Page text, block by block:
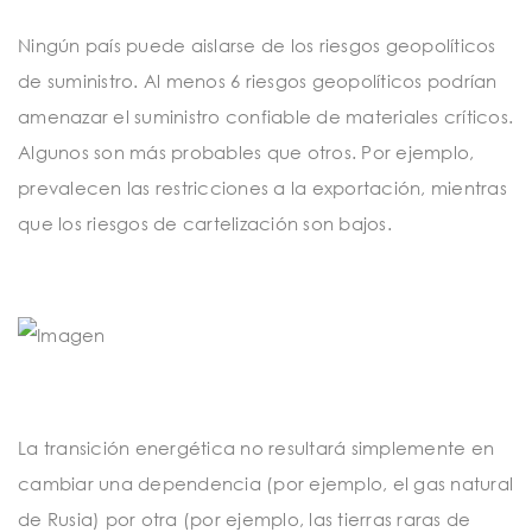
Ningún país puede aislarse de los riesgos geopolíticos
de suministro. Al menos 6 riesgos geopolíticos podrían
amenazar el suministro confiable de materiales críticos.
Algunos son más probables que otros. Por ejemplo,
prevalecen las restricciones a la exportación, mientras
que los riesgos de cartelización son bajos.
La transición energética no resultará simplemente en
cambiar una dependencia (por ejemplo, el gas natural
de Rusia) por otra (por ejemplo, las tierras raras de